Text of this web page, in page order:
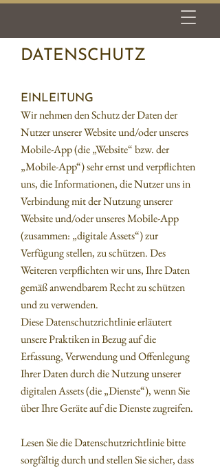
DATENSCHUTZ
EINLEITUNG
Wir nehmen den Schutz der Daten der
Nutzer unserer Website und/oder unseres
Mobile-App (die „Website“ bzw. der
„Mobile-App“) sehr ernst und verpflichten
uns, die Informationen, die Nutzer uns in
Verbindung mit der Nutzung unserer
Website und/oder unseres Mobile-App
(zusammen: „digitale Assets“) zur
Verfügung stellen, zu schützen. Des
Weiteren verpflichten wir uns, Ihre Daten
gemäß anwendbarem Recht zu schützen
und zu verwenden.
Diese Datenschutzrichtlinie erläutert
unsere Praktiken in Bezug auf die
Erfassung, Verwendung und Offenlegung
Ihrer Daten durch die Nutzung unserer
digitalen Assets (die „Dienste“), wenn Sie
über Ihre Geräte auf die Dienste zugreifen.
Lesen Sie die Datenschutzrichtlinie bitte
sorgfältig durch und stellen Sie sicher, dass